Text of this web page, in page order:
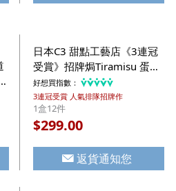
日本C3 甜點工藝店《3連冠
受賞》招牌焗Tiramisu 蛋糕
豪華大 (1盒12件)(378)【市
集世界 - 日本市集】
好想買指數：
3連冠受賞 人氣排隊招牌作
1盒12件
$299.00
返貨通知您